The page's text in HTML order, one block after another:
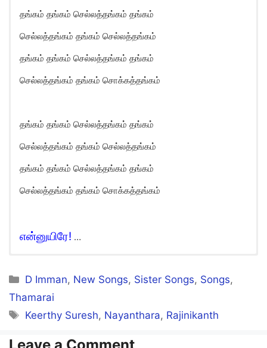
தங்கம் தங்கம் செல்லத்தங்கம் தங்கம்
செல்லத்தங்கம் தங்கம் செல்லத்தங்கம்
தங்கம் தங்கம் செல்லத்தங்கம் தங்கம்
செல்லத்தங்கம் தங்கம் சொக்கத்தங்கம்
தங்கம் தங்கம் செல்லத்தங்கம் தங்கம்
செல்லத்தங்கம் தங்கம் செல்லத்தங்கம்
தங்கம் தங்கம் செல்லத்தங்கம் தங்கம்
செல்லத்தங்கம் தங்கம் சொக்கத்தங்கம்
என்னுயிரே! …
Ennuyire! Ennuyire!
Categories
D Imman, New Songs, Sister Songs, Songs,
Thamarai
Tags
Keerthy Suresh, Nayanthara, Rajinikanth